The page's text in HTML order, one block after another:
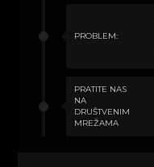
PROBLEM:
PRATITE NAS
NA
DRUŠTVENIM
MREŽAMA